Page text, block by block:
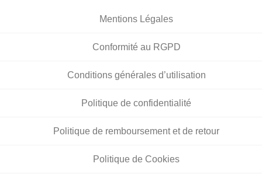
Mentions Légales
Conformité au RGPD
Conditions générales d’utilisation
Politique de confidentialité
Politique de remboursement et de retour
Politique de Cookies